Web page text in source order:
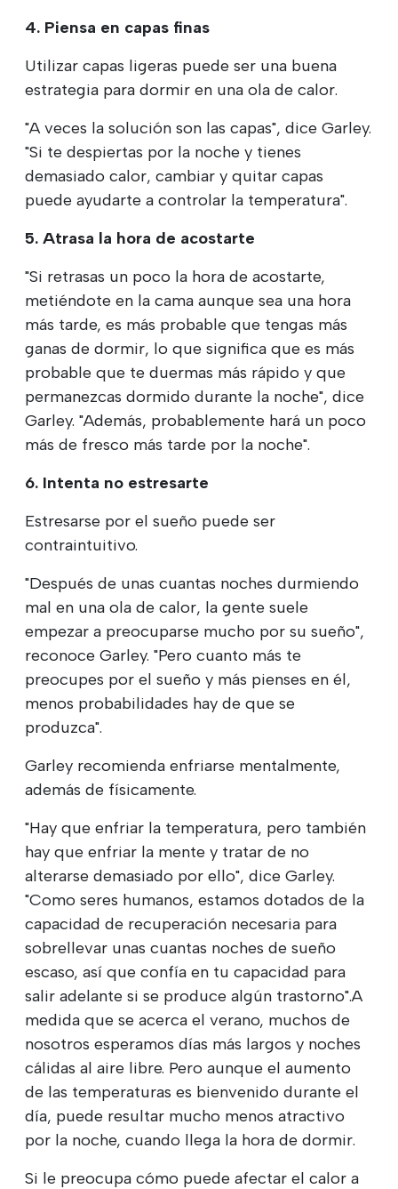
4. Piensa en capas finas
Utilizar capas ligeras puede ser una buena
estrategia para dormir en una ola de calor.
"A veces la solución son las capas", dice Garley.
"Si te despiertas por la noche y tienes
demasiado calor, cambiar y quitar capas
puede ayudarte a controlar la temperatura".
5. Atrasa la hora de acostarte
"Si retrasas un poco la hora de acostarte,
metiéndote en la cama aunque sea una hora
más tarde, es más probable que tengas más
ganas de dormir, lo que significa que es más
probable que te duermas más rápido y que
permanezcas dormido durante la noche", dice
Garley. "Además, probablemente hará un poco
más de fresco más tarde por la noche".
6. Intenta no estresarte
Estresarse por el sueño puede ser
contraintuitivo.
"Después de unas cuantas noches durmiendo
mal en una ola de calor, la gente suele
empezar a preocuparse mucho por su sueño",
reconoce Garley. "Pero cuanto más te
preocupes por el sueño y más pienses en él,
menos probabilidades hay de que se
produzca".
Garley recomienda enfriarse mentalmente,
además de físicamente.
"Hay que enfriar la temperatura, pero también
hay que enfriar la mente y tratar de no
alterarse demasiado por ello", dice Garley.
"Como seres humanos, estamos dotados de la
capacidad de recuperación necesaria para
sobrellevar unas cuantas noches de sueño
escaso, así que confía en tu capacidad para
salir adelante si se produce algún trastorno".A
medida que se acerca el verano, muchos de
nosotros esperamos días más largos y noches
cálidas al aire libre. Pero aunque el aumento
de las temperaturas es bienvenido durante el
día, puede resultar mucho menos atractivo
por la noche, cuando llega la hora de dormir.
Si le preocupa cómo puede afectar el calor a